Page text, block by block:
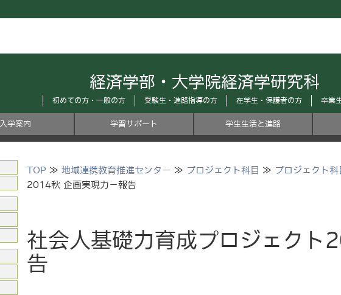
経済学部・大学院経済学研究科
初めての方・一般の方 受験生・進路指導の方 在学生・保護者の方 卒業
入学案内 学習サポート 学生生活と進路
TOP ≫ 地域連携教育推進センター ≫ プロジェクト科目 ≫ プロジェクト
2014秋 企画実現力－報告
社会人基礎力育成プロジェクト
告